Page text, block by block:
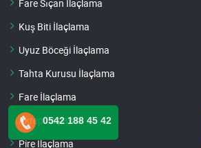
Fare Sıçan İlaçlama
Kuş Biti İlaçlama
Uyuz Böceği İlaçlama
Tahta Kurusu İlaçlama
Fare İlaçlama
Akrep İlaçlama
Pire İlaçlama
0542 188 45 42